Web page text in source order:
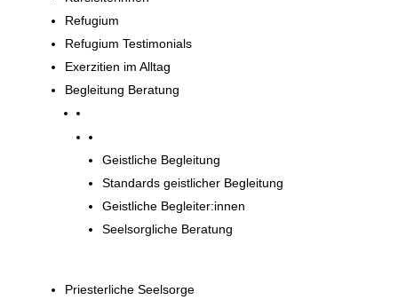
Refugium
Refugium Testimonials
Exerzitien im Alltag
Begleitung Beratung
Geistliche Begleitung
Standards geistlicher Begleitung
Geistliche Begleiter:innen
Seelsorgliche Beratung
Priesterliche Seelsorge